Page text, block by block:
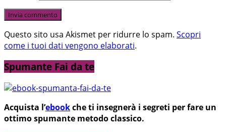
Questo sito usa Akismet per ridurre lo spam. Scopri
come i tuoi dati vengono elaborati.
Spumante Fai da te
Acquista l’ebookche ti insegnerà i segreti per fare un
ottimo spumante metodo classico.